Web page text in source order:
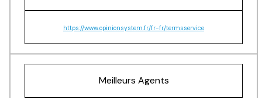
https://www.opinionsystem.fr/fr-fr/termsservice
Meilleurs Agents